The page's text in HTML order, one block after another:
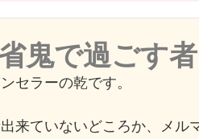
鬼で過ごす
セラーの乾です。
来ていないどころか、メル